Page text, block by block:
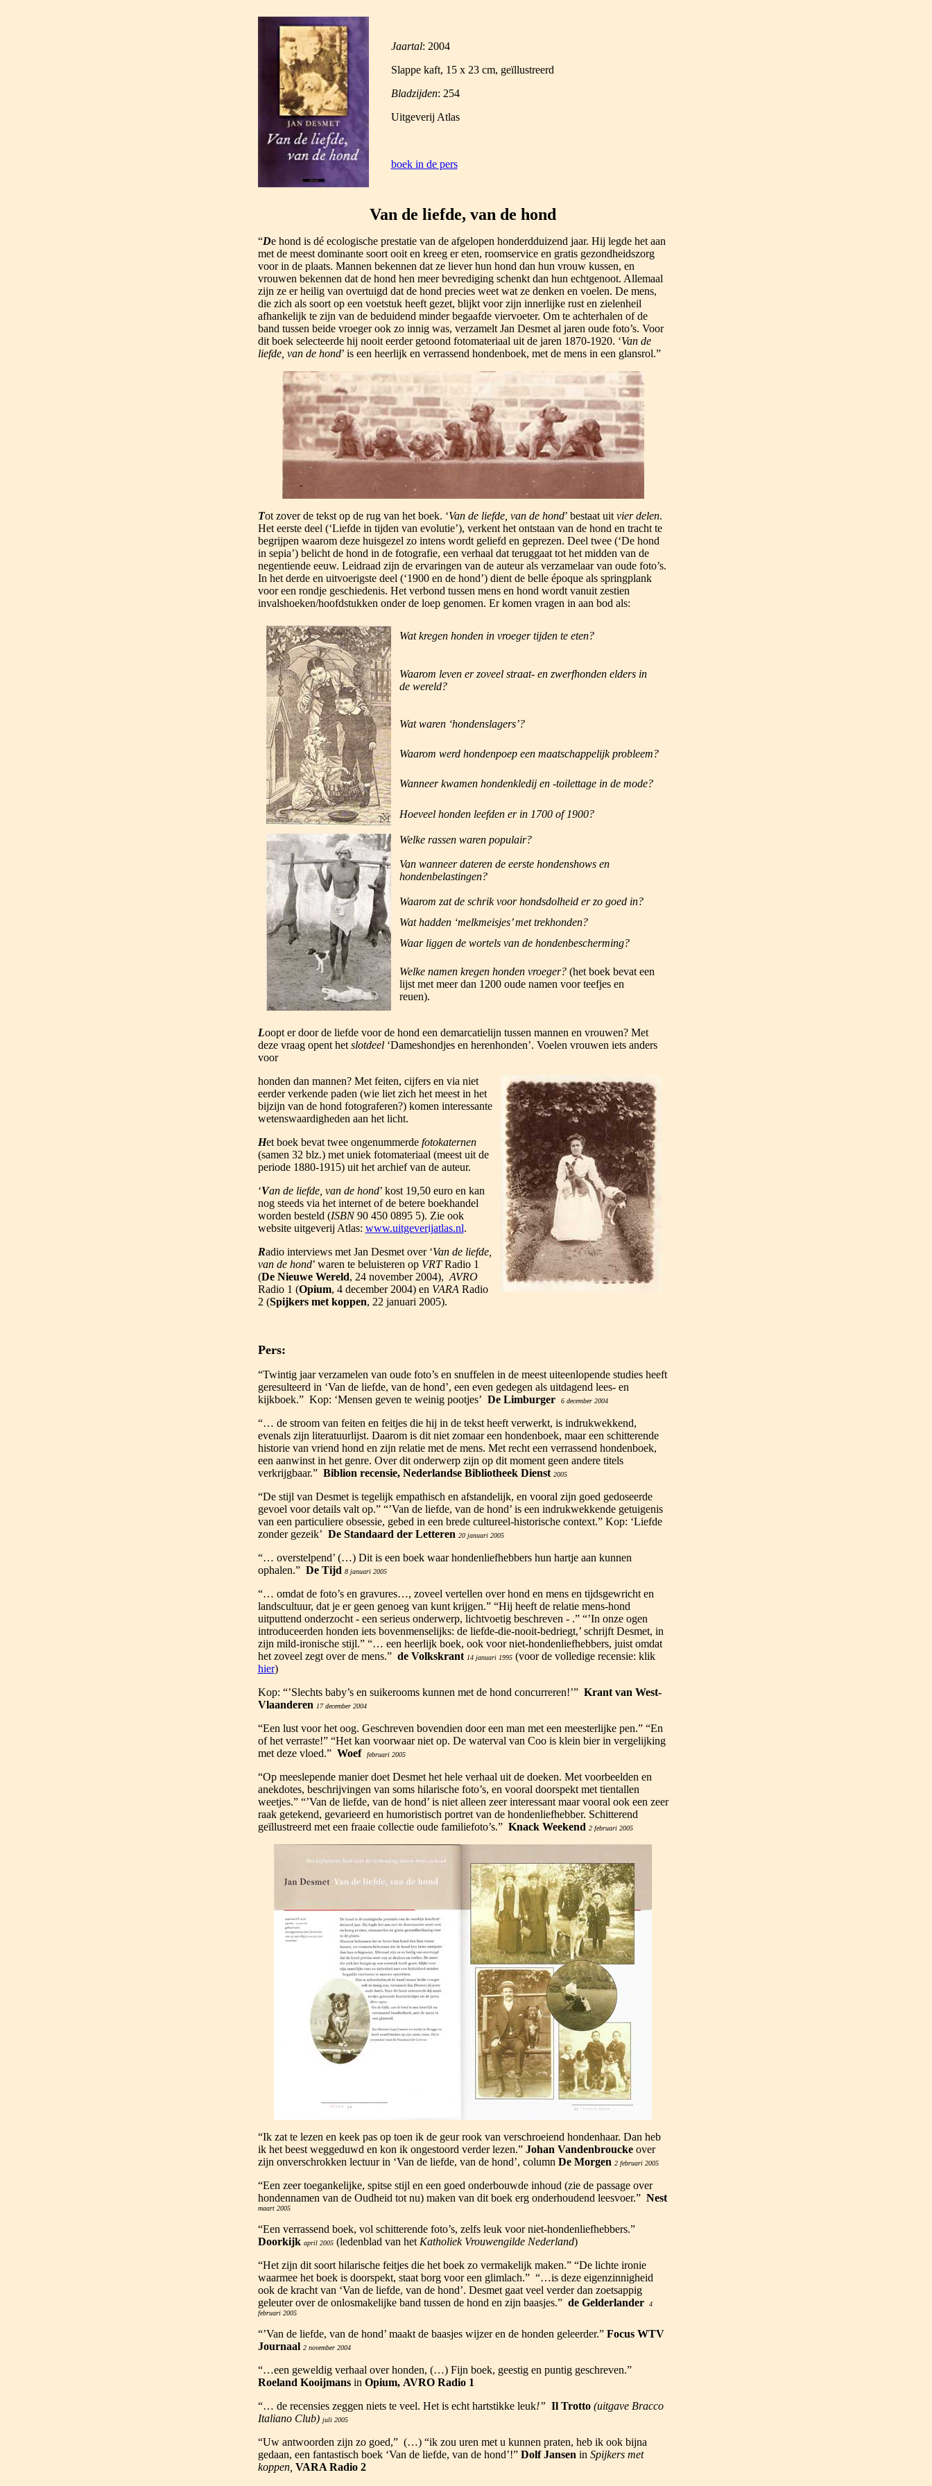
Jaartal: 2004
Slappe kaft, 15 x 23 cm, geïllustreerd
Bladzijden: 254
Uitgeverij Atlas
boek in de pers
Van de liefde, van de hond
“De hond is dé ecologische prestatie van de afgelopen honderdduizend jaar. Hij legde het aan
met de meest dominante soort ooit en kreeg er eten, roomservice en gratis gezondheidszorg
voor in de plaats. Mannen bekennen dat ze liever hun hond dan hun vrouw kussen, en
vrouwen bekennen dat de hond hen meer bevrediging schenkt dan hun echtgenoot. Allemaal
zijn ze er heilig van overtuigd dat de hond precies weet wat ze denken en voelen. De mens,
die zich als soort op een voetstuk heeft gezet, blijkt voor zijn innerlijke rust en zielenheil
afhankelijk te zijn van de beduidend minder begaafde viervoeter. Om te achterhalen of de
band tussen beide vroeger ook zo innig was, verzamelt Jan Desmet al jaren oude foto’s. Voor
dit boek selecteerde hij nooit eerder getoond fotomateriaal uit de jaren 1870-1920. ‘Van de
liefde, van de hond’ is een heerlijk en verrassend hondenboek, met de mens in een glansrol.”
Tot zover de tekst op de rug van het boek. ‘Van de liefde, van de hond’ bestaat uit vier delen.
Het eerste deel (‘Liefde in tijden van evolutie’), verkent het ontstaan van de hond en tracht te
begrijpen waarom deze huisgezel zo intens wordt geliefd en geprezen. Deel twee (‘De hond
in sepia’) belicht de hond in de fotografie, een verhaal dat teruggaat tot het midden van de
negentiende eeuw. Leidraad zijn de ervaringen van de auteur als verzamelaar van oude foto’s.
In het derde en uitvoerigste deel (‘1900 en de hond’) dient de belle époque als springplank
voor een rondje geschiedenis. Het verbond tussen mens en hond wordt vanuit zestien
invalshoeken/hoofdstukken onder de loep genomen. Er komen vragen in aan bod als:
Wat kregen honden in vroeger tijden te eten?
Waarom leven er zoveel straat- en zwerfhonden elders in
de wereld?
Wat waren ‘hondenslagers’?
Waarom werd hondenpoep een maatschappelijk probleem?
Wanneer kwamen hondenkledij en -toilettage in de mode?
Hoeveel honden leefden er in 1700 of 1900?
Welke rassen waren populair?
Van wanneer dateren de eerste hondenshows en
hondenbelastingen?
Waarom zat de schrik voor hondsdolheid er zo goed in?
Wat hadden ‘melkmeisjes’ met trekhonden?
Waar liggen de wortels van de hondenbescherming?
Welke namen kregen honden vroeger? (het boek bevat een
lijst met meer dan 1200 oude namen voor teefjes en
reuen).
Loopt er door de liefde voor de hond een demarcatielijn tussen mannen en vrouwen? Met
deze vraag opent het slotdeel‘Dameshondjes en herenhonden’. Voelen vrouwen iets anders
voor
honden dan mannen? Met feiten, cijfers en via niet
eerder verkende paden (wie liet zich het meest in het
bijzijn van de hond fotograferen?) komen interessante
wetenswaardigheden aan het licht.
Het boek bevat twee ongenummerde fotokaternen
(samen 32 blz.) met uniek fotomateriaal (meest uit de
periode 1880-1915) uit het archief van de auteur.
‘Van de liefde, van de hond’ kost 19,50 euro en kan
nog steeds via het internet of de betere boekhandel
worden besteld (ISBN90 450 0895 5). Zie ook
website uitgeverij Atlas: www.uitgeverijatlas.nl.
Radio interviews met Jan Desmet over ‘Van de liefde,
van de hond’ waren te beluisteren op VRTRadio 1
(De Nieuwe Wereld, 24 november 2004), AVRO
Radio 1 (Opium, 4 december 2004) en VARA Radio
2 (Spijkers met koppen, 22 januari 2005).
Pers:
“Twintig jaar verzamelen van oude foto’s en snuffelen in de meest uiteenlopende studies heeft
geresulteerd in ‘Van de liefde, van de hond’, een even gedegen als uitdagend lees- en
kijkboek.” Kop: ‘Mensen geven te weinig pootjes’ De Limburger 6 december 2004
“… de stroom van feiten en feitjes die hij in de tekst heeft verwerkt, is indrukwekkend,
evenals zijn literatuurlijst. Daarom is dit niet zomaar een hondenboek, maar een schitterende
historie van vriend hond en zijn relatie met de mens. Met recht een verrassend hondenboek,
een aanwinst in het genre. Over dit onderwerp zijn op dit moment geen andere titels
verkrijgbaar.” Biblion recensie, Nederlandse Bibliotheek Dienst 2005
“De stijl van Desmet is tegelijk empathisch en afstandelijk, en vooral zijn goed gedoseerde
gevoel voor details valt op.” “’Van de liefde, van de hond’ is een indrukwekkende getuigenis
van een particuliere obsessie, gebed in een brede cultureel-historische context.” Kop: ‘Liefde
zonder gezeik’ De Standaard der Letteren 20 januari 2005
“… overstelpend’ (…) Dit is een boek waar hondenliefhebbers hun hartje aan kunnen
ophalen.” De Tijd 8 januari 2005
“… omdat de foto’s en gravures…, zoveel vertellen over hond en mens en tijdsgewricht en
landscultuur, dat je er geen genoeg van kunt krijgen.” “Hij heeft de relatie mens-hond
uitputtend onderzocht - een serieus onderwerp, lichtvoetig beschreven - .” “’In onze ogen
introduceerden honden iets bovenmenselijks: de liefde-die-nooit-bedriegt,’ schrijft Desmet, in
zijn mild-ironische stijl.” “… een heerlijk boek, ook voor niet-hondenliefhebbers, juist omdat
het zoveel zegt over de mens.” de Volkskrant 14 januari 1995(voor de volledige recensie: klik
hier)
Kop: “’Slechts baby’s en suikerooms kunnen met de hond concurreren!’” Krant van West-
Vlaanderen 17 december 2004
“Een lust voor het oog. Geschreven bovendien door een man met een meesterlijke pen.” “En
of het verraste!” “Het kan voorwaar niet op. De waterval van Coo is klein bier in vergelijking
met deze vloed.” Woef februari 2005
“Op meeslepende manier doet Desmet het hele verhaal uit de doeken. Met voorbeelden en
anekdotes, beschrijvingen van soms hilarische foto’s, en vooral doorspekt met tientallen
weetjes.” “’Van de liefde, van de hond’ is niet alleen zeer interessant maar vooral ook een zeer
raak getekend, gevarieerd en humoristisch portret van de hondenliefhebber. Schitterend
geïllustreerd met een fraaie collectie oude familiefoto’s.” Knack Weekend 2 februari 2005
“Ik zat te lezen en keek pas op toen ik de geur rook van verschroeiend hondenhaar. Dan heb
ik het beest weggeduwd en kon ik ongestoord verder lezen.” Johan Vandenbrouckeover
zijn onverschrokken lectuur in ‘Van de liefde, van de hond’, column De Morgen 2 februari 2005
“Een zeer toegankelijke, spitse stijl en een goed onderbouwde inhoud (zie de passage over
hondennamen van de Oudheid tot nu) maken van dit boek erg onderhoudend leesvoer.” Nest
maart 2005
“Een verrassend boek, vol schitterende foto’s, zelfs leuk voor niet-hondenliefhebbers.”
Doorkijk april 2005(ledenblad van het Katholiek Vrouwengilde Nederland)
“Het zijn dit soort hilarische feitjes die het boek zo vermakelijk maken.” “De lichte ironie
waarmee het boek is doorspekt, staat borg voor een glimlach.” “…is deze eigenzinnigheid
ook de kracht van ‘Van de liefde, van de hond’. Desmet gaat veel verder dan zoetsappig
geleuter over de onlosmakelijke band tussen de hond en zijn baasjes.” de Gelderlander
4
februari 2005
“’Van de liefde, van de hond’ maakt de baasjes wijzer en de honden geleerder.” Focus WTV
Journaal 2 november 2004
“…een geweldig verhaal over honden, (…) Fijn boek, geestig en puntig geschreven.”
Roeland Kooijmansin Opium, AVRO Radio 1
“… de recensies zeggen niets te veel. Het is echt hartstikke leuk!” Il Trotto(uitgave Bracco
Italiano Club) juli 2005
“Uw antwoorden zijn zo goed,” (…) “ik zou uren met u kunnen praten, heb ik ook bijna
gedaan, een fantastisch boek ‘Van de liefde, van de hond’!” Dolf Jansen in Spijkers met
koppen, VARA Radio 2